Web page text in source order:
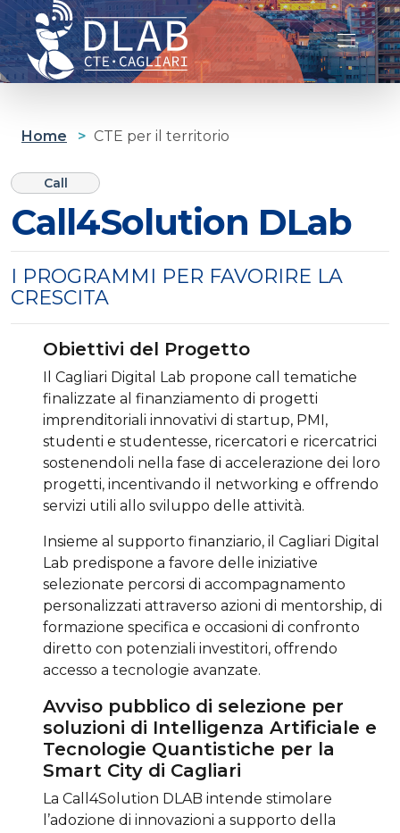
Cagliari D-lab
Home > CTE per il territorio
Call
Call4Solution DLab
I PROGRAMMI PER FAVORIRE LA
CRESCITA
Obiettivi del Progetto
Il Cagliari Digital Lab propone call tematiche
finalizzate al finanziamento di progetti
imprenditoriali innovativi di startup, PMI,
studenti e studentesse, ricercatori e ricercatrici
sostenendoli nella fase di accelerazione dei loro
progetti, incentivando il networking e offrendo
servizi utili allo sviluppo delle attività.
Insieme al supporto finanziario, il Cagliari Digital
Lab predispone a favore delle iniziative
selezionate percorsi di accompagnamento
personalizzati attraverso azioni di mentorship, di
formazione specifica e occasioni di confronto
diretto con potenziali investitori, offrendo
accesso a tecnologie avanzate.
Avviso pubblico di selezione per
soluzioni di Intelligenza Artificiale e
Tecnologie Quantistiche per la
Smart City di Cagliari
La Call4Solution DLAB intende stimolare
l’adozione di innovazioni a supporto della